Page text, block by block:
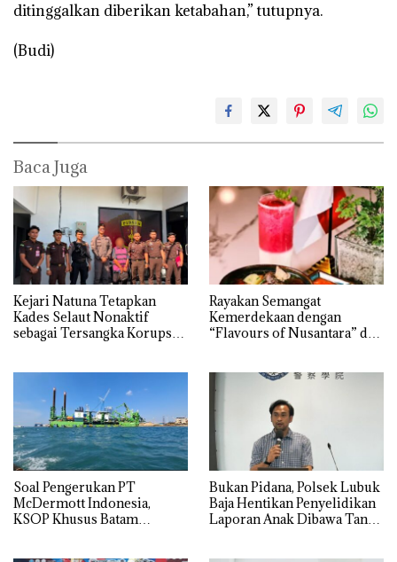
ditinggalkan diberikan ketabahan,” tutupnya.
(Budi)
Baca Juga
Kejari Natuna Tetapkan
Kades Selaut Nonaktif
sebagai Tersangka Korupsi
Rayakan Semangat
Kemerdekaan dengan
“Flavours of Nusantara” di
‎Soal Pengerukan PT
McDermott Indonesia,
KSOP Khusus Batam
Bukan Pidana, Polsek Lubuk
Baja Hentikan Penyelidikan
Laporan Anak Dibawa Tanpa